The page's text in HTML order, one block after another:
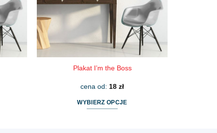
stronie
produktu
Plakat I’m the Boss
cena od: 18 zł
WYBIERZ OPCJE